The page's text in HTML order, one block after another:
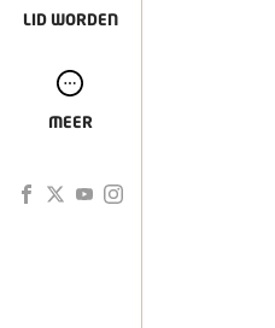
LID WORDEN
MEER